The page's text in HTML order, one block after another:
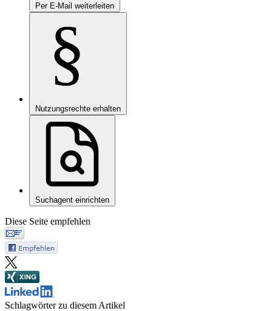
Per E-Mail weiterleiten
§
Nutzungsrechte erhalten
Suchagent einrichten
Diese Seite empfehlen
Schlagwörter zu diesem Artikel